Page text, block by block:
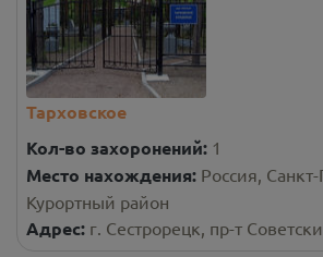
Тарховское
Кол-во захоронений: 1
Место нахождения: Россия,
Курортный район
Адрес: г. Сестрорецк, пр-т